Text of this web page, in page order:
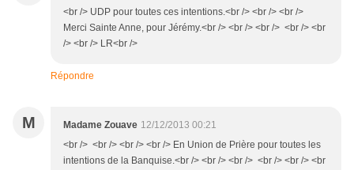
<br /> UDP pour toutes ces intentions.<br /> <br /> <br />
Merci Sainte Anne, pour Jérémy.<br /> <br /> <br /> <br /> <br
/> <br /> LR<br />
Répondre
M Madame Zouave 12/12/2013 00:21
<br /> <br /> <br /> <br /> En Union de Prière pour toutes les
intentions de la Banquise.<br /> <br /> <br /> <br /> <br /> <br